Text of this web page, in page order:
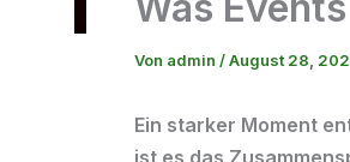
Von admin /August 28,
Ein starker Moment
ist es das